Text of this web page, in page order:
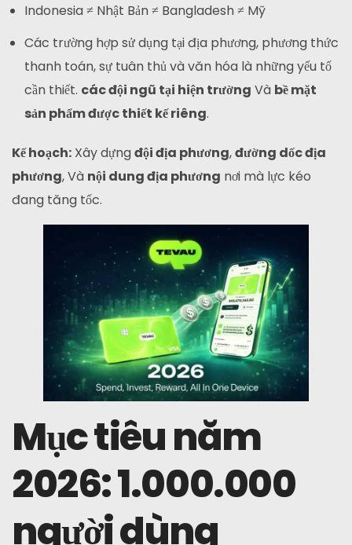
Indonesia ≠ Nhật Bản ≠ Bangladesh ≠ Mỹ
Các trường hợp sử dụng tại địa phương, phương thức
thanh toán, sự tuân thủ và văn hóa là những yếu tố
cần thiết. các đội ngũ tại hiện trường Và bề mặt
sản phẩm được thiết kế riêng.
Kế hoạch: Xây dựngđội địa phương,đường dốc địa
phương, Và nội dung địa phương nơi mà lực kéo
đang tăng tốc.
Mục tiêu năm
2026: 1.000.000
người dùng